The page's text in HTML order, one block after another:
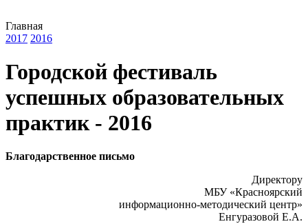
Главная
2017 2016
Городской фестиваль
успешных образовательных
практик - 2016
Благодарственное письмо
Директору
МБУ «Красноярский
информационно-методический центр»
Енгуразовой Е.А.